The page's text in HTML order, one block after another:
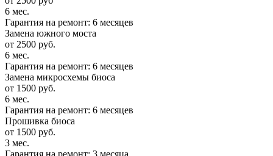
6 мес.
Гарантия на ремонт: 6 месяцев
Замена южного моста
от 2500 руб.
6 мес.
Гарантия на ремонт: 6 месяцев
Замена микросхемы биоса
от 1500 руб.
6 мес.
Гарантия на ремонт: 6 месяцев
Прошивка биоса
от 1500 руб.
3 мес.